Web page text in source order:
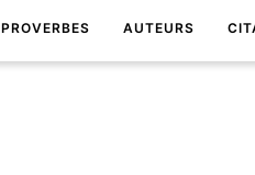
PROVERBES AUTEURS